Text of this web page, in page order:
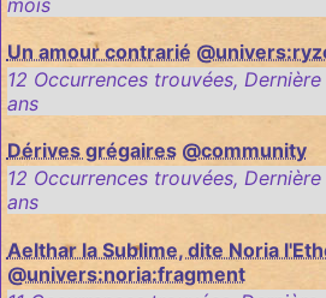
Un amour contrarié
12 Occurrences trouvées,
ans
Dérives grégaires @community
12 Occurrences trouvées,
ans
Aelthar la Sublime, dite Noria
@univers:noria:fragment